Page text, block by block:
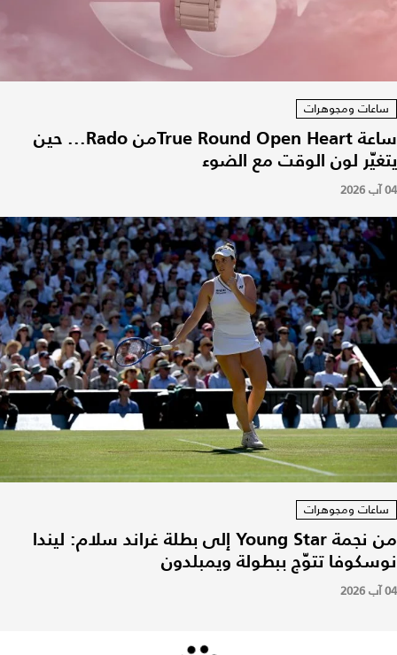
ساعات ومجوهرات
ساعة True Round Open Heartمن Rado... حين
يتغيّر لون الوقت مع الضوء
04 آب 2026
ساعات ومجوهرات
من نجمة Young Star إلى بطلة غراند سلام: ليندا
نوسكوفا تتوّج ببطولة ويمبلدون
04 آب 2026